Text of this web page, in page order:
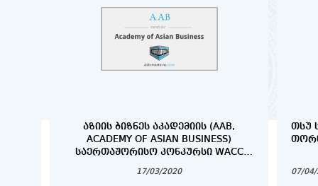
ᲐᲖᲘᲘᲡ ᲑᲘᲖᲜᲔᲡ ᲐᲙᲐᲓᲔᲛᲘᲘᲡ (AAB,
ACADEMY OF ASIAN BUSINESS)
ᲡᲐᲔᲠᲗᲐᲨᲝᲠᲘᲡᲝ ᲙᲝᲜᲙᲣᲠᲡᲘ WACC
COMPETITION)
17/03/2020
ᲗᲡᲣ
07/